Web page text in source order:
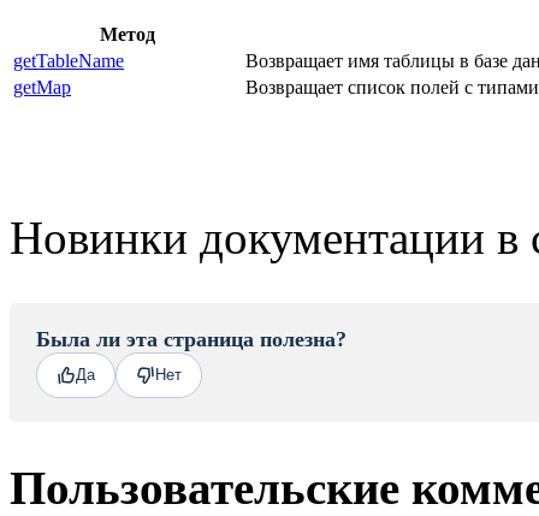
Метод
getTableName
Возвращает имя таблицы в базе
getMap
Возвращает список полей с
Новинки документации в
Была ли эта страница полезна?
Да Нет
Пользовательские